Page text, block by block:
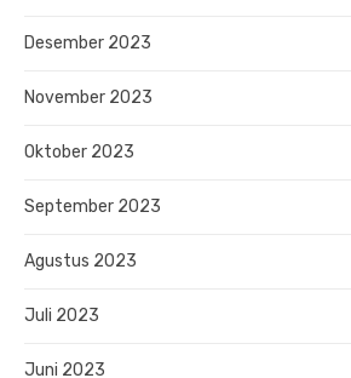
Desember 2023
November 2023
Oktober 2023
September 2023
Agustus 2023
Juli 2023
Juni 2023